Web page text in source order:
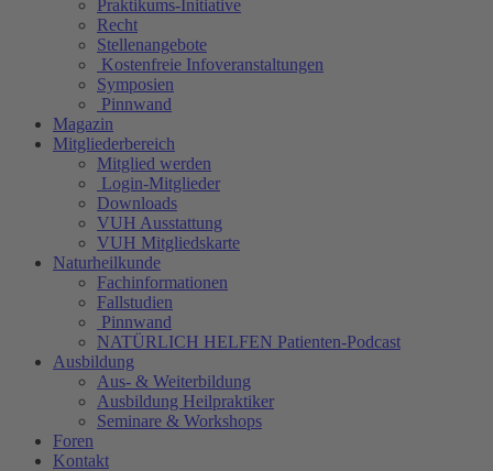
Praktikums-Initiative
Recht
Stellenangebote
Kostenfreie Infoveranstaltungen
Symposien
Pinnwand
Magazin
Mitgliederbereich
Mitglied werden
Login-Mitglieder
Downloads
VUH Ausstattung
VUH Mitgliedskarte
Naturheilkunde
Fachinformationen
Fallstudien
Pinnwand
NATÜRLICH HELFEN Patienten-Podcast
Ausbildung
Aus- & Weiterbildung
Ausbildung Heilpraktiker
Seminare & Workshops
Foren
Kontakt